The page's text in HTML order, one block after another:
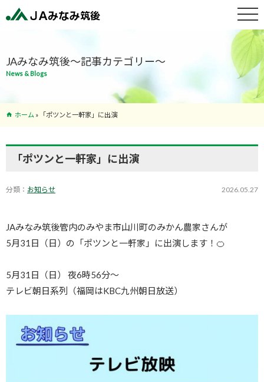
特産物紹介
サービス案
支店･ATM
JAみなみ筑後～記事カテゴリー～
News & Blogs
ホーム » 「ポツンと一軒家」に出演
「ポツンと一軒家」に出演
分類： お知らせ 2026.05.27
JAみなみ筑後管内のみやま市山川町のみかん農家さんが
5月31日（日）の「ポツンと一軒家」に出演します！🍊⁡
5月31日（日） 夜6時56分〜
テレビ朝日系列（福岡はKBC九州朝日放送）